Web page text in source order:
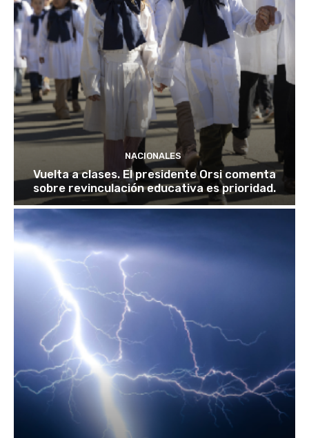
NACIONALES
Vuelta a clases. El presidente Orsi comenta
sobre revinculación educativa es prioridad.